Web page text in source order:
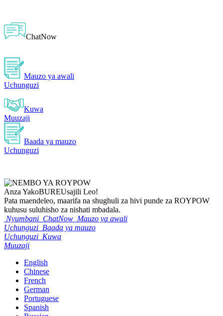
ChatNow
Mauzo ya awali
Uchunguzi
Kuwa
Muuzaji
Baada ya mauzo
Uchunguzi
Anza YakoBUREUsajili Leo!
Pata maendeleo, maarifa na shughuli za hivi punde za ROYPOW
kuhusu suluhisho za nishati mbadala.
Nyumbani ChatNow Mauzo ya awali
Uchunguzi Baada ya mauzo
Uchunguzi Kuwa
Muuzaji
English
Chinese
French
German
Portuguese
Spanish